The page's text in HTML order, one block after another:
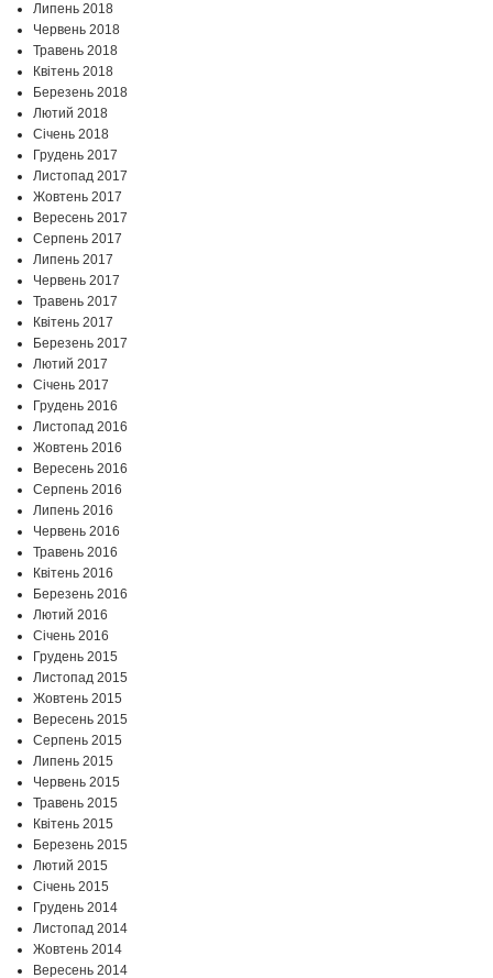
Липень 2018
Червень 2018
Травень 2018
Квітень 2018
Березень 2018
Лютий 2018
Січень 2018
Грудень 2017
Листопад 2017
Жовтень 2017
Вересень 2017
Серпень 2017
Липень 2017
Червень 2017
Травень 2017
Квітень 2017
Березень 2017
Лютий 2017
Січень 2017
Грудень 2016
Листопад 2016
Жовтень 2016
Вересень 2016
Серпень 2016
Липень 2016
Червень 2016
Травень 2016
Квітень 2016
Березень 2016
Лютий 2016
Січень 2016
Грудень 2015
Листопад 2015
Жовтень 2015
Вересень 2015
Серпень 2015
Липень 2015
Червень 2015
Травень 2015
Квітень 2015
Березень 2015
Лютий 2015
Січень 2015
Грудень 2014
Листопад 2014
Жовтень 2014
Вересень 2014